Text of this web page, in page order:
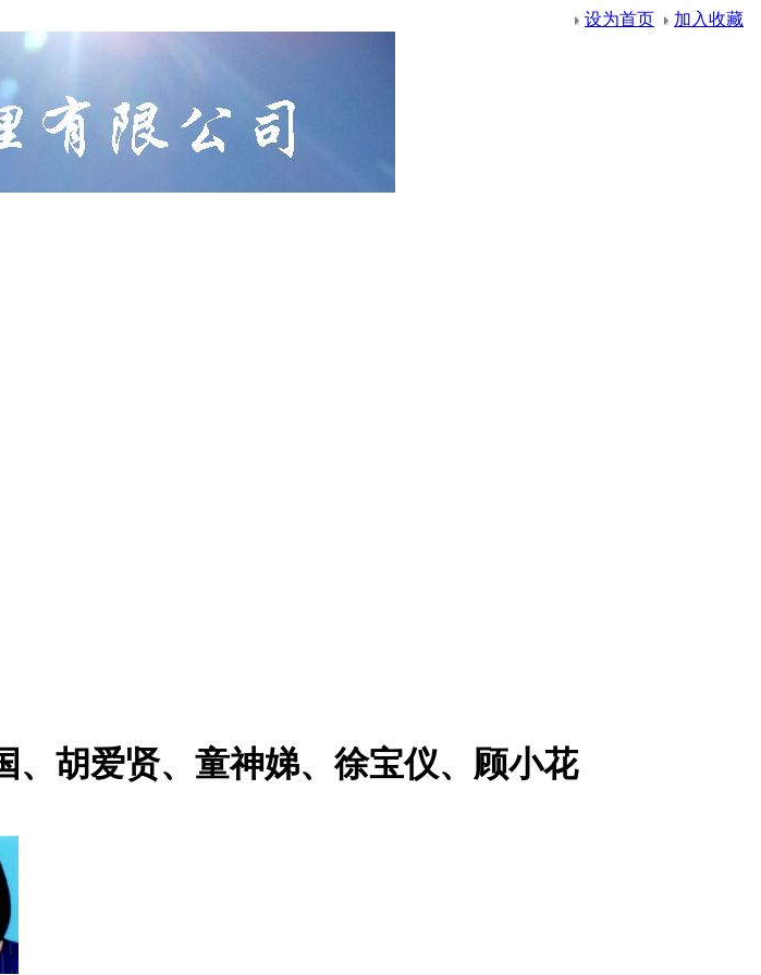
设为首页 加入收藏
、胡爱贤、童神娣、徐宝仪、顾小花